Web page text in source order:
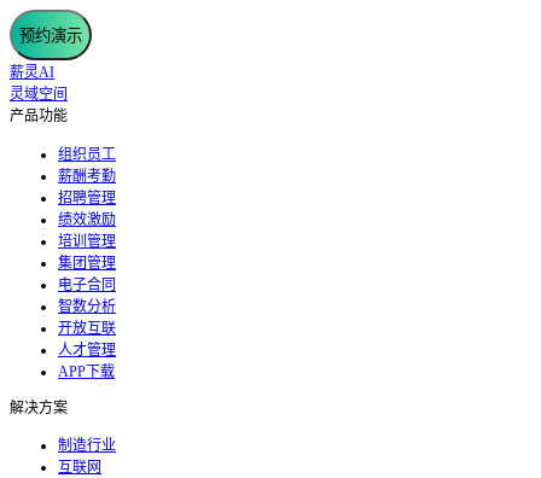
预约演示
薪灵AI
灵域空间
产品功能
组织员工
薪酬考勤
招聘管理
绩效激励
培训管理
集团管理
电子合同
智数分析
开放互联
人才管理
APP下载
解决方案
制造行业
互联网